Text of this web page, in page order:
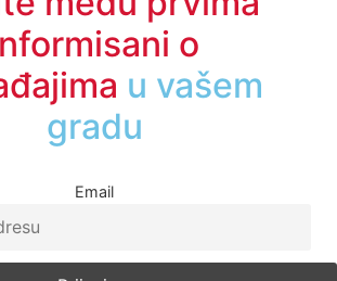
se neće vratiti u školu
obuhvati mnogo naprednije poreske
među prvima
o
u regionu